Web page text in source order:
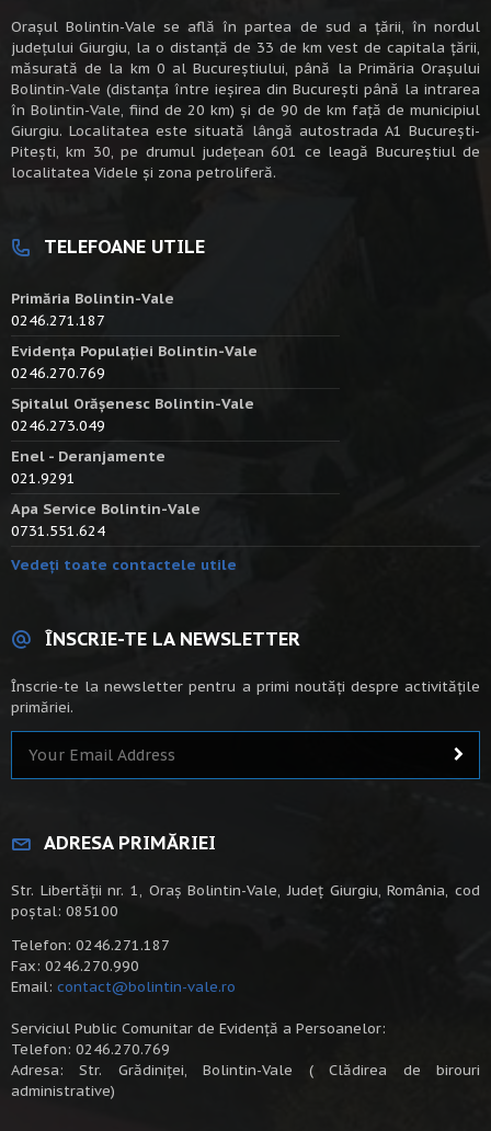
Oraşul Bolintin-Vale se află în partea de sud a ţării, în nordul
judeţului Giurgiu, la o distanţă de 33 de km vest de capitala țării,
măsurată de la km 0 al Bucureștiului, până la Primăria Orașului
Bolintin-Vale (distanța între ieșirea din București până la intrarea
în Bolintin-Vale, fiind de 20 km) şi de 90 de km faţă de municipiul
Giurgiu. Localitatea este situată lângă autostrada A1 Bucureşti-
Piteşti, km 30, pe drumul judeţean 601 ce leagă Bucureştiul de
localitatea Videle şi zona petroliferă.
TELEFOANE UTILE
Primăria Bolintin-Vale
0246.271.187
Evidența Populației Bolintin-Vale
0246.270.769
Spitalul Orășenesc Bolintin-Vale
0246.273.049
Enel - Deranjamente
021.9291
Apa Service Bolintin-Vale
0731.551.624
Vedeți toate contactele utile
ÎNSCRIE-TE LA NEWSLETTER
Înscrie-te la newsletter pentru a primi noutăți despre activitățile
primăriei.
ADRESA PRIMĂRIEI
Str. Libertății nr. 1, Oraș Bolintin-Vale, Județ Giurgiu, România, cod
poștal: 085100
Telefon: 0246.271.187
Fax: 0246.270.990
Email: contact@bolintin-vale.ro
Serviciul Public Comunitar de Evidență a Persoanelor:
Telefon: 0246.270.769
Adresa: Str. Grădiniței, Bolintin-Vale ( Clădirea de birouri
administrative)